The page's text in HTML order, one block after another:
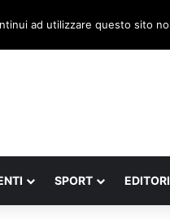
SPORT
ad utilizzare questo sito